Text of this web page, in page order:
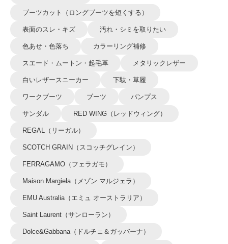
ブーツカット（ロングブーツを短くする）
表面のスレ・キズ 汚れ・シミを取りたい
色あせ・色落ち カラーリング補修
スエード・ムートン・起毛革 メタリックレザー
白いレザースニーカー 下駄・草履
ワークブーツ ブーツ パンプス
サンダル RED WING（レッドウィング）
REGAL（リーガル）
SCOTCH GRAIN（スコッチグレイン）
FERRAGAMO（フェラガモ）
Maison Margiela（メゾン マルジェラ）
EMU Australia（エミュ オーストラリア）
Saint Laurent（サンローラン）
Dolce&Gabbana（ドルチェ＆ガッバーナ）